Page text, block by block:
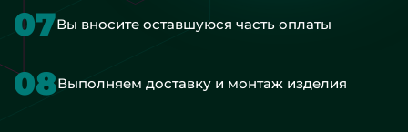
07Вы вносите оставшуюся часть оплаты
08Выполняем доставку и монтаж изделия